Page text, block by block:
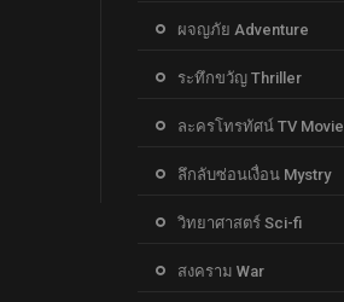
ผจญภัย Adventure
ระทึกขวัญ Thriller
ละครโทรทัศน์ TV Movie
ลึกลับซ่อนเงื่อน Mystry
วิทยาศาสตร์ Sci-fi
สงคราม War